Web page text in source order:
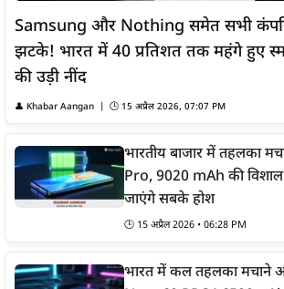
Samsung और Nothing समेत सभी
झटके! भारत में 40 प्रतिशत तक महंगे हुए
की उड़ी नींद
👤 Khabar Aangan | 🕒 15 अप्रैल 2026, 07:07 PM
भारतीय बाजार में तहलका
Pro, 9020 mAh की
जाएंगे सबके होश
🕒 15 अप्रैल 2026 • 06:28 PM
भारत में कल तहलका मचाने